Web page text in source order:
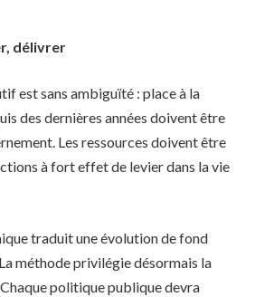
délivrer
est sans ambiguïté : place à la
des dernières années doivent être
Les ressources doivent être
à fort effet de levier dans la vie
traduit une évolution de fond
méthode privilégie désormais la
politique publique devra